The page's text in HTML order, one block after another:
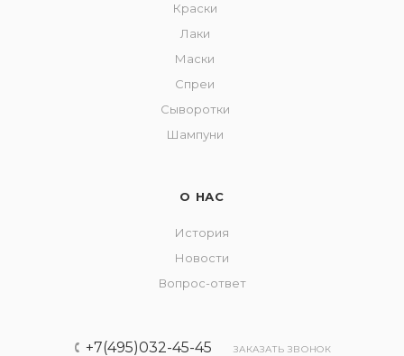
Краски
Лаки
Маски
Спреи
Сыворотки
Шампуни
О НАС
История
Новости
Вопрос-ответ
+7(495)032-45-45 ЗАКАЗАТЬ ЗВОНОК